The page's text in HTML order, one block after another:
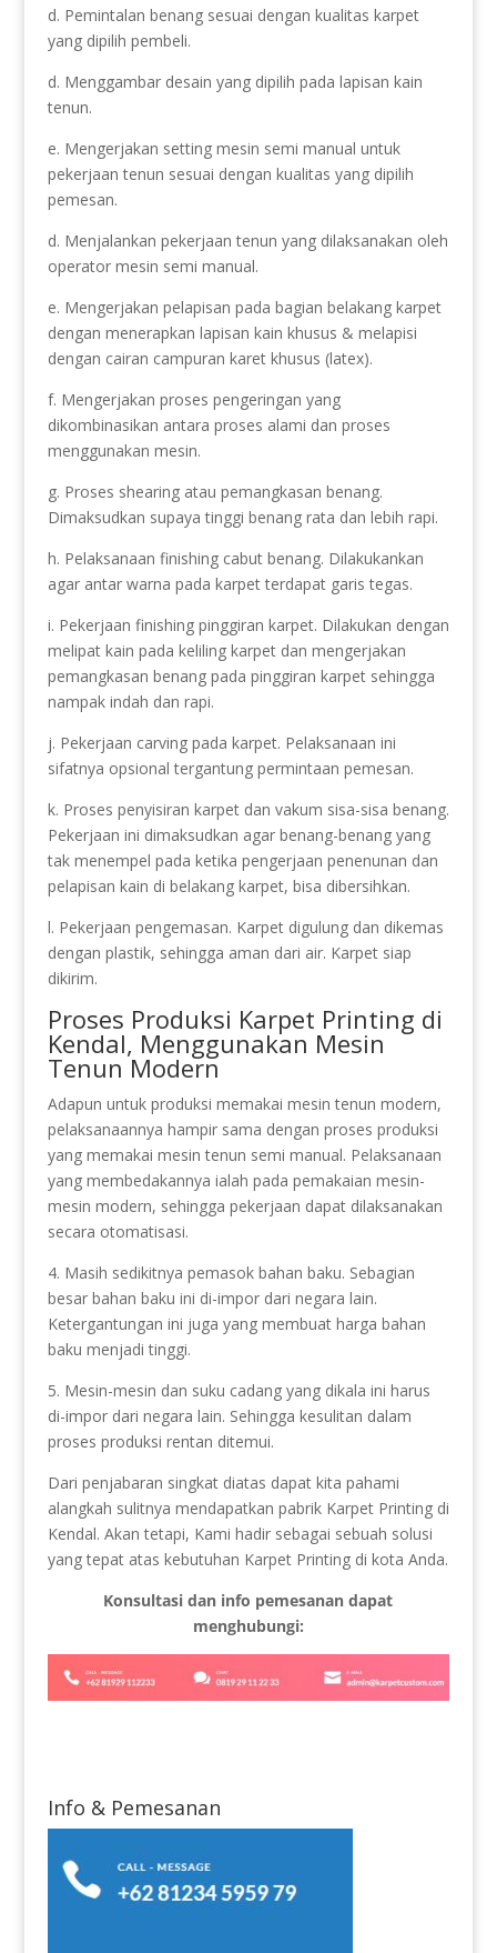
d. Pemintalan benang sesuai dengan kualitas karpet
yang dipilih pembeli.
d. Menggambar desain yang dipilih pada lapisan kain
tenun.
e. Mengerjakan setting mesin semi manual untuk
pekerjaan tenun sesuai dengan kualitas yang dipilih
pemesan.
d. Menjalankan pekerjaan tenun yang dilaksanakan oleh
operator mesin semi manual.
e. Mengerjakan pelapisan pada bagian belakang karpet
dengan menerapkan lapisan kain khusus & melapisi
dengan cairan campuran karet khusus (latex).
f. Mengerjakan proses pengeringan yang
dikombinasikan antara proses alami dan proses
menggunakan mesin.
g. Proses shearing atau pemangkasan benang.
Dimaksudkan supaya tinggi benang rata dan lebih rapi.
h. Pelaksanaan finishing cabut benang. Dilakukankan
agar antar warna pada karpet terdapat garis tegas.
i. Pekerjaan finishing pinggiran karpet. Dilakukan dengan
melipat kain pada keliling karpet dan mengerjakan
pemangkasan benang pada pinggiran karpet sehingga
nampak indah dan rapi.
j. Pekerjaan carving pada karpet. Pelaksanaan ini
sifatnya opsional tergantung permintaan pemesan.
k. Proses penyisiran karpet dan vakum sisa-sisa benang.
Pekerjaan ini dimaksudkan agar benang-benang yang
tak menempel pada ketika pengerjaan penenunan dan
pelapisan kain di belakang karpet, bisa dibersihkan.
l. Pekerjaan pengemasan. Karpet digulung dan dikemas
dengan plastik, sehingga aman dari air. Karpet siap
dikirim.
Proses Produksi Karpet Printing di
Kendal, Menggunakan Mesin
Tenun Modern
Adapun untuk produksi memakai mesin tenun modern,
pelaksanaannya hampir sama dengan proses produksi
yang memakai mesin tenun semi manual. Pelaksanaan
yang membedakannya ialah pada pemakaian mesin-
mesin modern, sehingga pekerjaan dapat dilaksanakan
secara otomatisasi.
4. Masih sedikitnya pemasok bahan baku. Sebagian
besar bahan baku ini di-impor dari negara lain.
Ketergantungan ini juga yang membuat harga bahan
baku menjadi tinggi.
5. Mesin-mesin dan suku cadang yang dikala ini harus
di-impor dari negara lain. Sehingga kesulitan dalam
proses produksi rentan ditemui.
Dari penjabaran singkat diatas dapat kita pahami
alangkah sulitnya mendapatkan pabrik Karpet Printing di
Kendal. Akan tetapi, Kami hadir sebagai sebuah solusi
yang tepat atas kebutuhan Karpet Printing di kota Anda.
Konsultasi dan info pemesanan dapat
menghubungi:
Info & Pemesanan